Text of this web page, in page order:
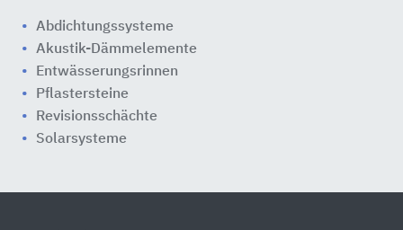
Abdichtungssysteme
Akustik-Dämmelemente
Entwässerungsrinnen
Pflastersteine
Revisionsschächte
Solarsysteme